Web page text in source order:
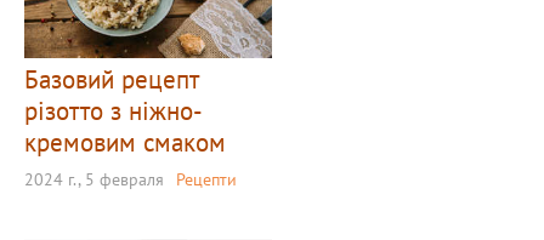
Базовий рецепт
різотто з ніжно-
кремовим смаком
2024 г., 5 февраля Рецепти